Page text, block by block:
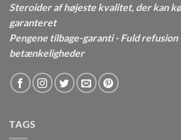
Steroider af højeste kvalitet, der kan
garanteret
Pengene tilbage-garanti - Fuld refusion
betænkeligheder
TAGS